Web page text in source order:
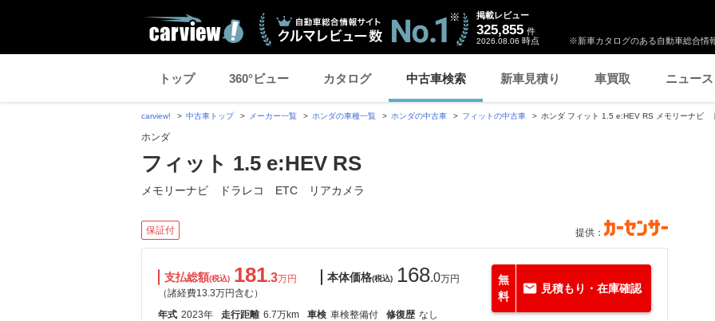
※新車カタログのある自動車総合情
掲載レビュー
325,855 件
2026.08.06 時点
トップ 360°ビュー カタログ 中古車検索 新車見積り 車買取 ニュース
carview! 中古車トップ メーカー一覧 ホンダの車種一覧 ホンダの中古車 フィットの中古車 ホンダ フィット 1.5 e:HEV RS メモリーナ
ホンダ
フィット 1.5 e:HEV RS
メモリーナビ ドラレコ ETC リアカメラ
保証付 提供：
支払総額(税込) 181.3万円
（諸経費13.3万円含む）
本体価格(税込) 168.0万円
年式 2023年 走行距離 6.7万km 車検 車検整備付 修復歴 なし
無
料
見積もり・在庫確認